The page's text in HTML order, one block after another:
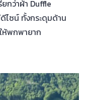
กว่าผ้า Duffle
ไซน์ ทั้งกระดุมด้าน
ห้พกพายาก